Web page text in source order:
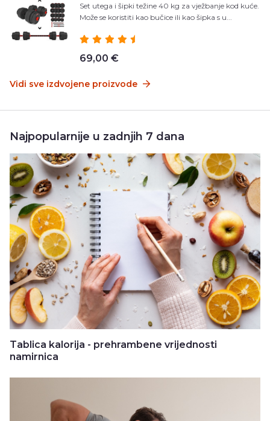
Set utega i šipki težine 40 kg za vježbanje kod kuće.
Može se koristiti kao bučice ili kao šipka s u...
69,00 €
Vidi sve izdvojene proizvode
Najpopularnije u zadnjih 7 dana
Tablica kalorija - prehrambene vrijednosti
namirnica